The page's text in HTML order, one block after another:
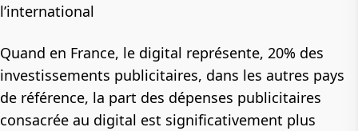
l’international
Quand en France, le digital représente, 20% des
investissements publicitaires, dans les autres pays
de référence, la part des dépenses publicitaires
consacrée au digital est significativement plus